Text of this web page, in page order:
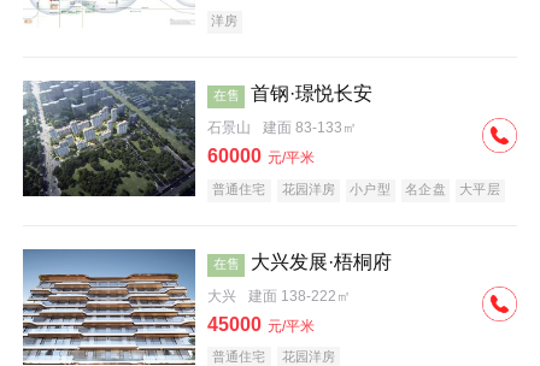
洋房
在售 首钢·璟悦长安
石景山 建面 83-133㎡
60000 元/平米
普通住宅 花园洋房 小户型 名企盘 大平层
在售 大兴发展·梧桐府
大兴 建面 138-222㎡
45000 元/平米
普通住宅 花园洋房